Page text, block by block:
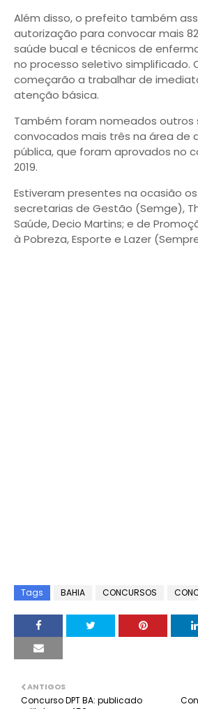
Além disso, o prefeito também
autorização para convocar mais
saúde bucal e técnicos de
no processo seletivo simplificado.
começarão a trabalhar de
atenção básica.
Também foram nomeados outros
convocados mais três na área de
pública, que foram aprovados no
2019.
Estiveram presentes na ocasião
secretarias de Gestão (Semge),
Saúde, Decio Martins; e de
à Pobreza, Esporte e Lazer
Tags BAHIA CONCURSOS
ANTIGOS
Concurso DPT BA: publicado